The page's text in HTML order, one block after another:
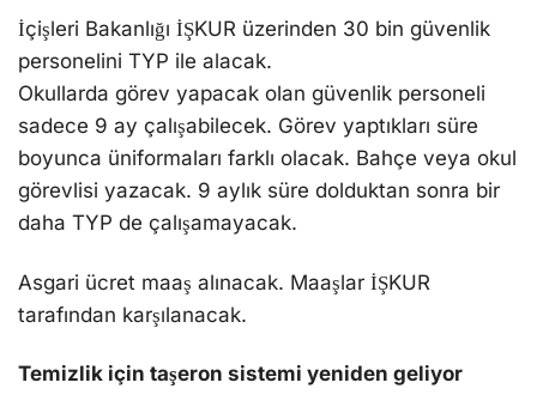
İçişleri Bakanlığı İŞKUR üzerinden 30 bin güvenlik
personelini TYP ile alacak.
Okullarda görev yapacak olan güvenlik personeli
sadece 9 ay çalışabilecek. Görev yaptıkları süre
boyunca üniformaları farklı olacak. Bahçe veya okul
görevlisi yazacak. 9 aylık süre dolduktan sonra bir
daha TYP de çalışamayacak.
Asgari ücret maaş alınacak. Maaşlar İŞKUR
tarafından karşılanacak.
Temizlik için taşeron sistemi yeniden geliyor